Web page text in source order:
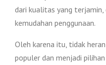
dari kualitas yang terjamin,
kemudahan penggunaan.
Oleh karena itu, tidak
populer dan menjadi